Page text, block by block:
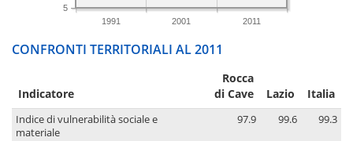
1991 2001 2011
5
CONFRONTI TERRITORIALI AL 2011
Indicatore
Rocca
di Cave
Lazio Italia
Indice di vulnerabilità sociale e
materiale
97.9 99.6 99.3